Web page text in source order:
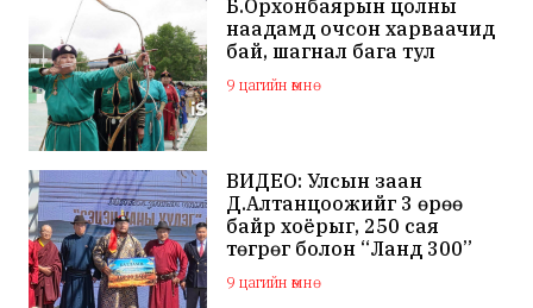
Б.Орхонбаярын цолны
наадамд очсон харваачид
бай, шагнал бага тул
наадамд оролцохгүй
гэдгээ мэдэгдлээ
9 цагийн өмнө
ВИДЕО: Улсын заан
Д.Алтанцоожийг 3 өрөө
байр хоёрыг, 250 сая
төгрөг болон “Ланд 300”
маркийн автомашинаар
мялаажээ
9 цагийн өмнө